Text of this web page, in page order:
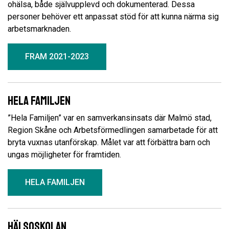
ohälsa, både självupplevd och dokumenterad. Dessa
personer behöver ett anpassat stöd för att kunna närma sig
arbetsmarknaden.
FRAM 2021-2023
Hela familjen
”Hela Familjen” var en samverkansinsats där Malmö stad,
Region Skåne och Arbetsförmedlingen samarbetade för att
bryta vuxnas utanförskap. Målet var att förbättra barn och
ungas möjligheter för framtiden.
HELA FAMILJEN